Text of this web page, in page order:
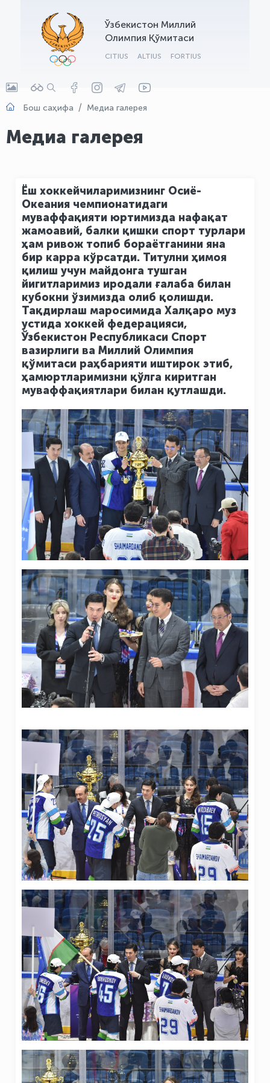
Ўзбекистон Миллий
Олимпия Қўмитаси
CITIUS ALTIUS FORTIUS
Бош саҳифа Медиа галерея
Медиа галерея
Ёш хоккейчиларимизнинг Осиё-
Океания чемпионатидаги
муваффақияти юртимизда нафақат
жамоавий, балки қишки спорт турлари
ҳам ривож топиб бораётганини яна
бир карра кўрсатди. Титулни ҳимоя
қилиш учун майдонга тушган
йигитларимиз иродали ғалаба билан
кубокни ўзимизда олиб қолишди.
Тақдирлаш маросимида Халқаро муз
устида хоккей федерацияси,
Ўзбекистон Республикаси Спорт
вазирлиги ва Миллий Олимпия
қўмитаси раҳбарияти иштирок этиб,
ҳамюртларимизни қўлга киритган
муваффақиятлари билан қутлашди.
OLYMPCHIK AI - yordamchi
Онлайн · olympic.uz